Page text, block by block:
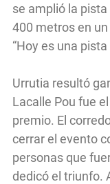
se amplió la
400 metros en
“Hoy es una
Urrutia resultó
Lacalle Pou fue
premio. El
cerrar el evento
personas que
dedicó el triunfo.